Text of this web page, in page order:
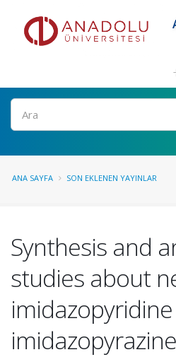
Ara
ANA SAYFA SON EKLENEN YAYINLAR
Synthesis and
studies about